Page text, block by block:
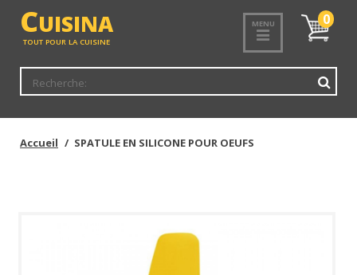
CUISINA
TOUT POUR LA CUISINE
MENU
Mon
panier
0
Accueil SPATULE EN SILICONE POUR OEUFS